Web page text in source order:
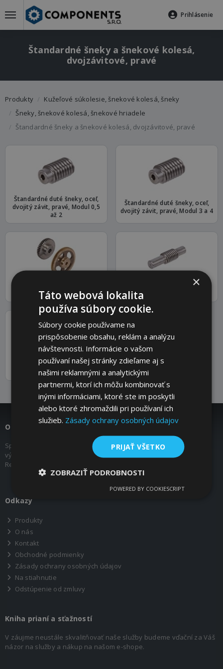
Prihlásenie
Štandardné šneky a šnekové kolesá,
dvojzávitové, pravé
Produkty
Kužeľové súkolesie, šnekové kolesá, šneky
Šneky, šnekové kolesá, šnekové hriadele
Štandardné šneky a šnekové kolesá, dvojzávitové, pravé
Štandardné duté šneky, oceľ,
dvojitý závit, pravé, Modul 0,5
až 2
Štandardné duté šneky, oceľ,
dvojitý závit, pravé, Modul 3 a 4
dvojzávitové, pravé
Šnekové hriadele, oceľ, dvojitý
závit, pravé, Modul 0,5 až 2
Šnekové hriadele, oceľ, dvojitý
závit, pravé, Modul 3 a 4
O nás
Spoločnosť COMPONENTS s.r.o. pôsobí na trhu od roku 2007 ako
výhradný obchodný zástupca Mädler GmbH pre Slovenskú
Republiku.
Odkazy
Produkty
O nás
Kontakt
Obchodné podmienky
Zásady ochrany osobných údajov
Na stiahnutie
Odstúpenie od zmluvy
Kniha prianí a sťažností
V záujme neustále skvalitňovať naše služby budeme vďační za Váš
názor na služby a nákup na našom e-shope.
×
Táto webová lokalita
používa súbory cookie.
Súbory cookie používame na
prispôsobenie obsahu, reklám a analýzu
návštevnosti. Informácie o vašom
používaní našej stránky zdieľame aj s
našimi reklamnými a analytickými
partnermi, ktorí ich môžu kombinovať s
inými informáciami, ktoré ste im poskytli
alebo ktoré zhromaždili pri používaní ich
služieb. Zásady ochrany osobných údajov
PRIJAŤ VŠETKO
ZOBRAZIŤ PODROBNOSTI
POWERED BY COOKIESCRIPT